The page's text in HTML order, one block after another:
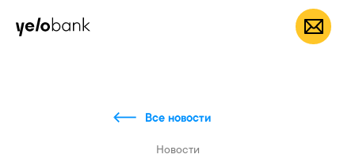
Частным лицам RU
Все новости
Новости